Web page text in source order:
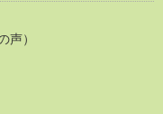
）